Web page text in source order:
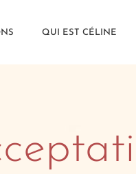
QUI EST CÉLINE